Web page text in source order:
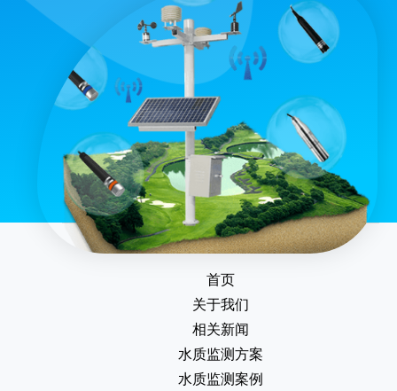
首页
关于我们
相关新闻
水质监测方案
水质监测案例